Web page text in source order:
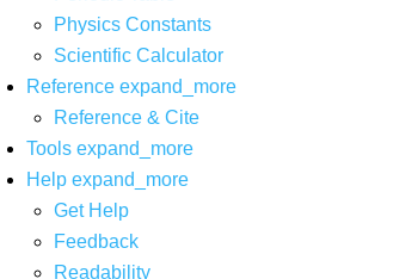
Physics Constants
Scientific Calculator
Reference expand_more
Reference & Cite
Tools expand_more
Help expand_more
Get Help
Feedback
Readability